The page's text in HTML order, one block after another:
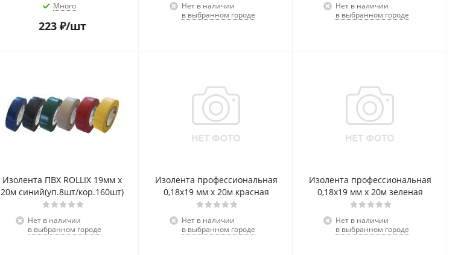
Много
223₽/шт
Нет в наличии
в выбранном городе
Нет в наличии
в выбранном городе
Изолента ПВХ ROLLIX 19мм х
20м синий(уп.8шт/кор.160шт)
Нет в наличии
в выбранном городе
Изолента профессиональная
0,18х19 мм х 20м красная
Нет в наличии
в выбранном городе
Изолента профессиональная
0,18х19 мм х 20м зеленая
Нет в наличии
в выбранном городе